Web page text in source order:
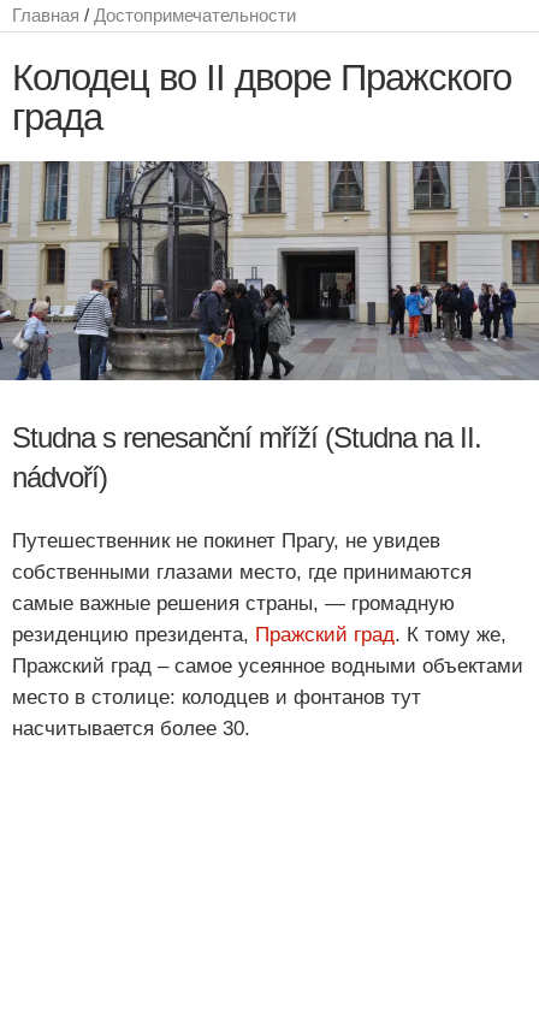
Главная / Достопримечательности
Колодец во II дворе Пражского
града
Studna s renesanční mříží (Studna na II.
nádvoří)
Путешественник не покинет Прагу, не увидев
собственными глазами место, где принимаются
самые важные решения страны, — громадную
резиденцию президента, Пражский град. К тому же,
Пражский град – самое усеянное водными объектами
место в столице: колодцев и фонтанов тут
насчитывается более 30.